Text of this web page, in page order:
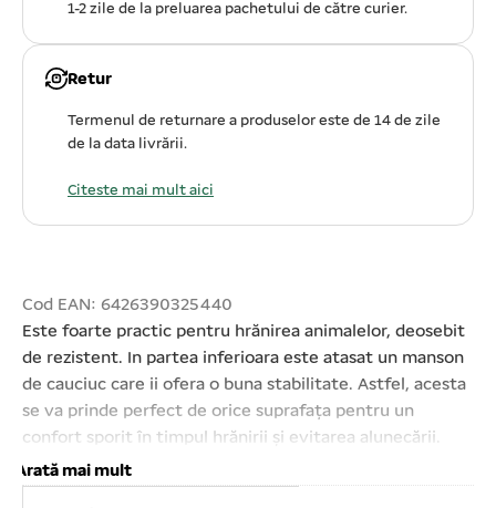
1-2 zile de la preluarea pachetului de către curier.
Retur
Termenul de returnare a produselor este de 14 de zile
de la data livrării.
Citeste mai mult aici
Cod EAN: 6426390325440
Este foarte practic pentru hrănirea animalelor, deosebit
de rezistent. In partea inferioara este atasat un manson
de cauciuc care ii ofera o buna stabilitate. Astfel, acesta
se va prinde perfect de orice suprafața pentru un
confort sporit în timpul hrănirii și evitarea alunecării.
Volumul de hrană este de 0. 9 litri, iar diametrul
castronului este de 19 cm.
Arată mai mult